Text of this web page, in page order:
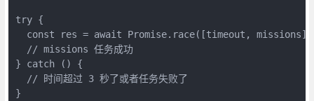
try {
  const res = await Promise.race([timeout, missions])
  // missions 任务成功
} catch () {
  // 时间超过 3 秒了或者任务失败了
}